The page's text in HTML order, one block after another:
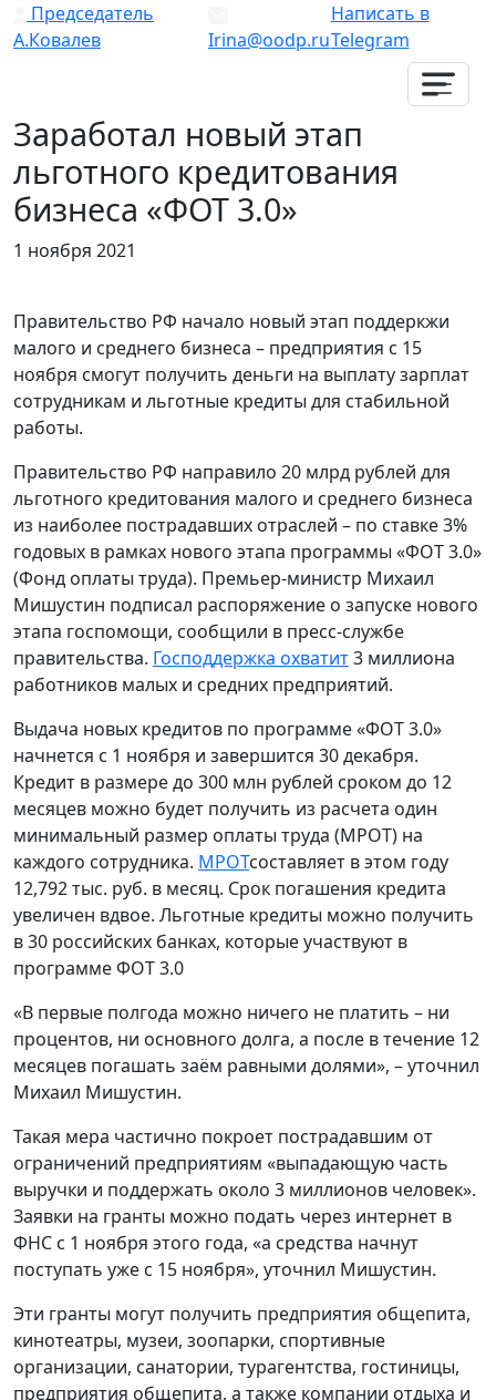
Председатель
А.Ковалев
Irina@oodp.ru
Написать в
Telegram
Заработал новый этап
льготного кредитования
бизнеса «ФОТ 3.0»
1 ноября 2021
Правительство РФ начало новый этап поддеркжи
малого и среднего бизнеса – предприятия с 15
ноября смогут получить деньги на выплату зарплат
сотрудникам и льготные кредиты для стабильной
работы.
Правительство РФ направило 20 млрд рублей для
льготного кредитования малого и среднего бизнеса
из наиболее пострадавших отраслей – по ставке 3%
годовых в рамках нового этапа программы «ФОТ 3.0»
(Фонд оплаты труда). Премьер-министр Михаил
Мишустин подписал распоряжение о запуске нового
этапа госпомощи, сообщили в пресс-службе
правительства. Господдержка охватит3 миллиона
работников малых и средних предприятий.
Выдача новых кредитов по программе «ФОТ 3.0»
начнется с 1 ноября и завершится 30 декабря.
Кредит в размере до 300 млн рублей сроком до 12
месяцев можно будет получить из расчета один
минимальный размер оплаты труда (МРОТ) на
каждого сотрудника. МРОТсоставляет в этом году
12,792 тыс. руб. в месяц. Срок погашения кредита
увеличен вдвое. Льготные кредиты можно получить
в 30 российских банках, которые участвуют в
программе ФОТ 3.0
«В первые полгода можно ничего не платить – ни
процентов, ни основного долга, а после в течение 12
месяцев погашать заём равными долями», – уточнил
Михаил Мишустин.
Такая мера частично покроет пострадавшим от
ограничений предприятиям «выпадающую часть
выручки и поддержать около 3 миллионов человек».
Заявки на гранты можно подать через интернет в
ФНС с 1 ноября этого года, «а средства начнут
поступать уже с 15 ноября», уточнил Мишустин.
Эти гранты могут получить предприятия общепита,
кинотеатры, музеи, зоопарки, спортивные
организации, санатории, турагентства, гостиницы,
предприятия общепита, а также компании отдыха и